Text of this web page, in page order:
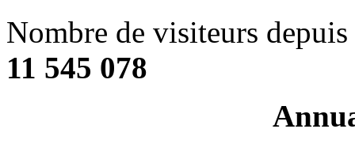
Nombre de visiteurs
11 545 078